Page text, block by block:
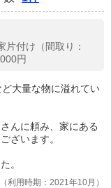
付け（間取り：
円
大量な物に溢れてい
んに頼み、家にある
ざいます。
。
利用時期：2021年10月